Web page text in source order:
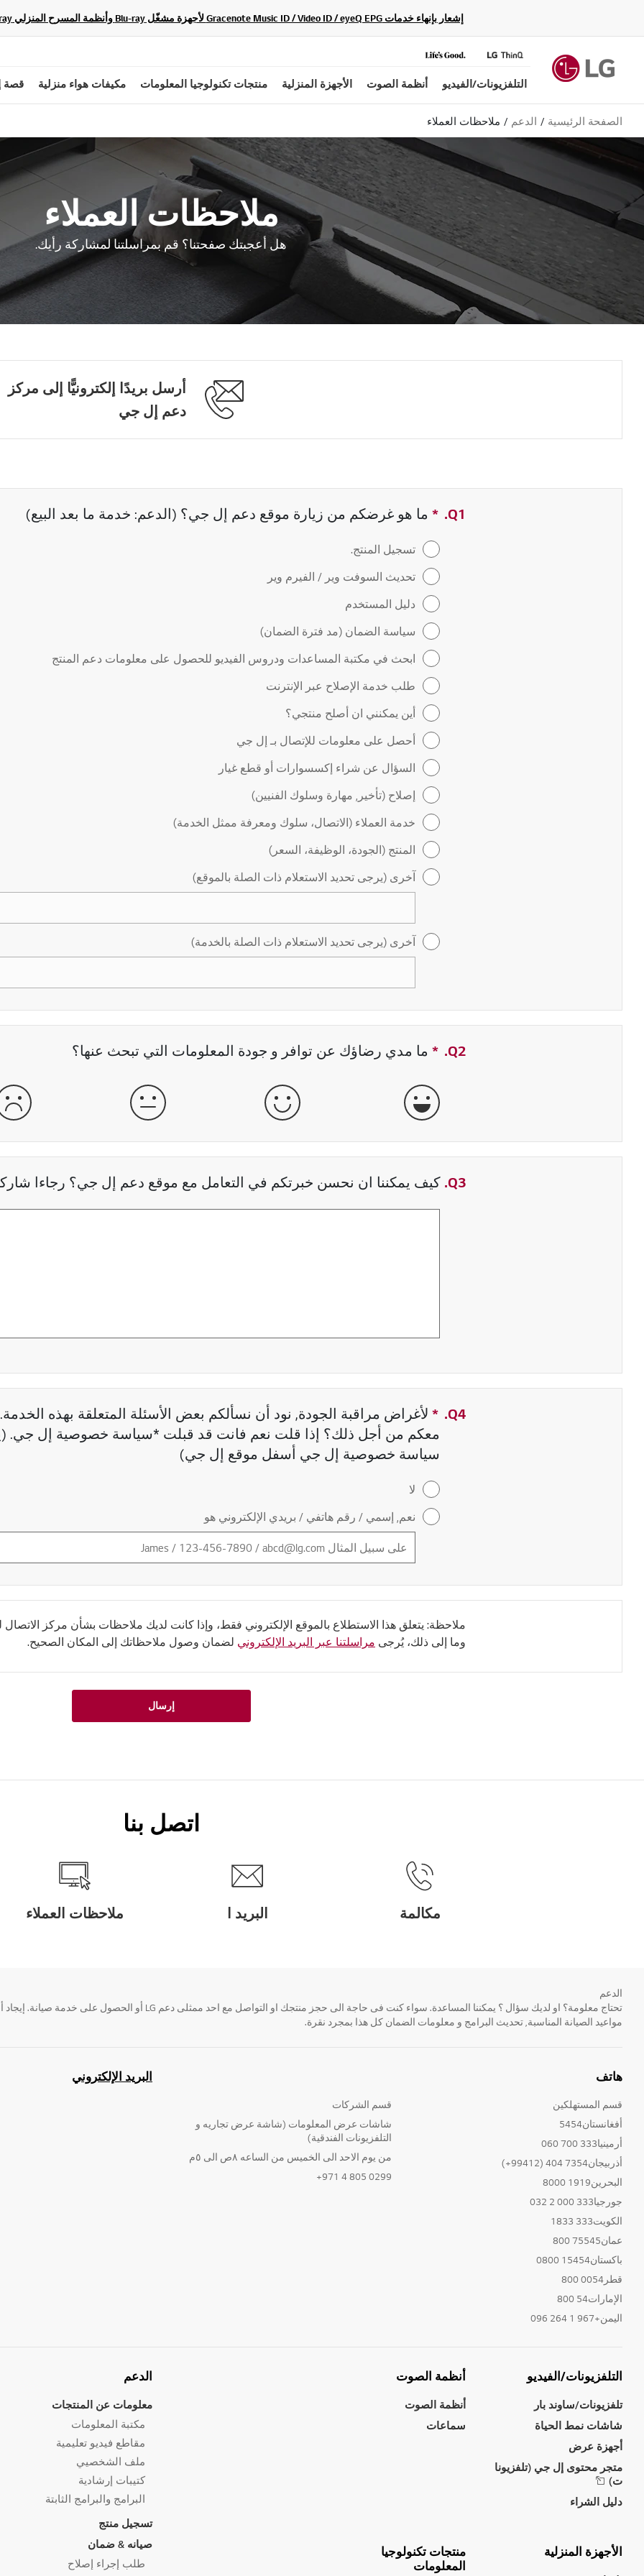
إشعار بإنهاء خدمات Gracenote Music ID / Video ID / eyeQ EPG لأجهزة مشغّل Blu-ray وأنظمة المسرح المنزلي Blu-ray، حيث لن تكون متاحة بعد الآن.
التلفزيونات/الفيديو أنظمة الصوت الأجهزة المنزلية منتجات تكنولوجيا المعلومات مكيفات هواء منزلية قصة
الصفحة الرئيسية الدعم ملاحظات العملاء
ملاحظات العملاء
هل أعجبتك صفحتنا؟ قم بمراسلتنا لمشاركة رأيك.
أرسل بريدًا إلكترونيًّا إلى مركز
دعم إل جي
Q1.
* حقل مطلوب
ما هو غرضكم من زيارة موقع دعم إل جي؟ (الدعم: خدمة ما بعد البيع)
تسجيل المنتج.
تحديث السوفت وير / الفيرم وير
دليل المستخدم
سياسة الضمان (مد فترة الضمان)
ابحث في مكتبة المساعدات ودروس الفيديو للحصول على معلومات دعم المنتج
طلب خدمة الإصلاح عبر الإنترنت
أين يمكنني ان أصلح منتجي؟
أحصل على معلومات للإتصال بـ إل جي
السؤال عن شراء إكسسوارات أو قطع غيار
إصلاح (تأخير, مهارة وسلوك الفنيين)
خدمة العملاء (الاتصال، سلوك ومعرفة ممثل الخدمة)
المنتج (الجودة، الوظيفة، السعر)
آخرى (يرجى تحديد الاستعلام ذات الصلة بالموقع)
آخرى (يرجى تحديد الاستعلام ذات الصلة بالخدمة)
Q2.
* حقل مطلوب
ما مدي رضاؤك عن توافر و جودة المعلومات التي تبحث عنها؟
جيدة جداً جيدة عادية
Q3. كيف يمكننا ان نحسن خبرتكم في التعامل مع موقع دعم إل جي؟ رجاءا
Q4.
* حقل مطلوب
لأغراض مراقبة الجودة, نود أن نسألكم بعض الأسئلة المتعلقة بهذه
معكم من أجل ذلك؟ إذا قلت نعم فانت قد قبلت *سياسة خصوصية إل جي.
سياسة خصوصية إل جي أسفل موقع إل جي)
لا
نعم, إسمي / رقم هاتفي / بريدي الإلكتروني هو
ملاحظة: يتعلق هذا الاستطلاع بالموقع الإلكتروني فقط، وإذا كانت لديك ملاحظات بشأن مركز الاتصال
وما إلى ذلك، يُرجى مراسلتنا عبر البريد الإلكتروني لضمان وصول ملاحظاتك إلى المكان الصحيح.
إرسال
اتصل بنا
مكالمة البريد ا ملاحظات العملاء
الدعم
مواعيد الصيانة المناسبة, تحديث البرامج و معلومات الضمان كل هذا بمجرد نقرة.
هاتف
قسم المستهلكين
أفغانستان5454
أرمينيا333 700 060
أذربيجان7354 404 (99412+)
البحرين1919 8000
جورجيا333 000 2 032
الكويت333 1833
عمان75545 800
باكستان15454 0800
قطر0054 800
الإمارات54 800
اليمن+967 1 264 096
قسم الشركات
شاشات عرض المعلومات (شاشة عرض تجاريه و
التلفزيونات الفندقية)
من يوم الاحد الى الخميس من الساعه ٨ص الى ٥م
0299 805 4 971+
البريد الإلكتروني
التلفزيونات/الفيديو
تلفزيونات/ساوند بار
شاشات نمط الحياة
أجهزة عرض
متجر محتوى إل جي (تلفزيونا
ت)
دليل الشراء
أنظمة الصوت
أنظمة الصوت
سماعات
الأجهزة المنزلية
منتجات تكنولوجيا
المعلومات
الدعم
معلومات عن المنتجات
مكتبة المعلومات
مقاطع فيديو تعليمية
ملف الشخصيي
كتيبات إرشادية
البرامج والبرامج الثابتة
تسجيل منتج
صيانه & ضمان
طلب إجراء إصلاح